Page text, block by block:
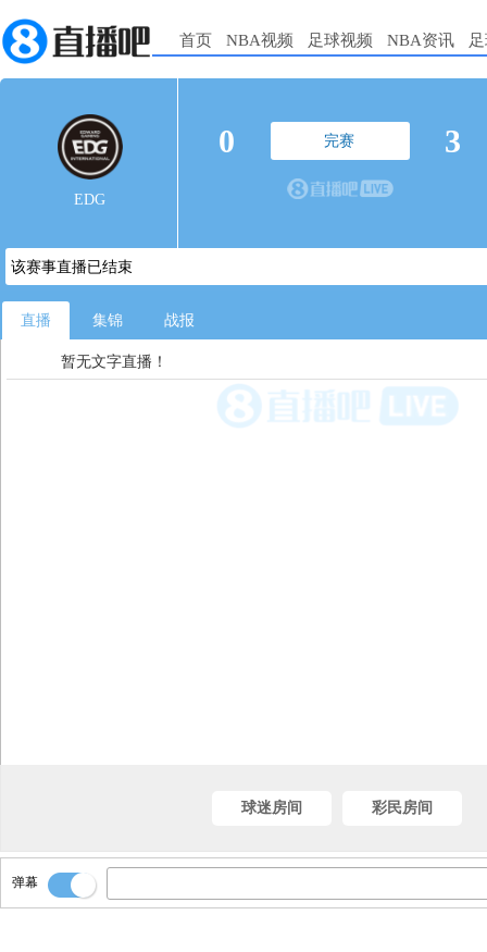
首页 NBA视频 足球视频 NBA资讯
EDG
0 完赛 3
该赛事直播已结束
直播 集锦 战报
暂无文字直播！
球迷房间 彩民房间
弹幕